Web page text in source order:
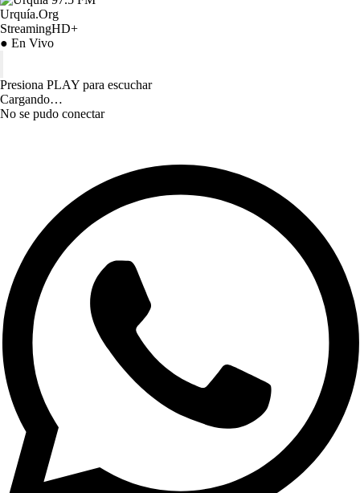
Urquía.Org
StreamingHD+
● En Vivo
Presiona PLAY para escuchar
Cargando…
No se pudo conectar